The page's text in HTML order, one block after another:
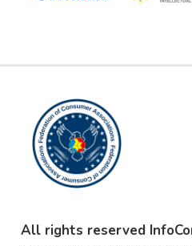
All rights reserved